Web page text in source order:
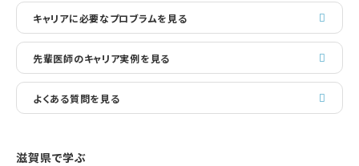
キャリアに必要なプロブラムを見る
先輩医師のキャリア実例を見る
よくある質問を見る
滋賀県で学ぶ